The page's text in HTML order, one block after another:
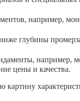
например,
глубины
например,
цены и качества.